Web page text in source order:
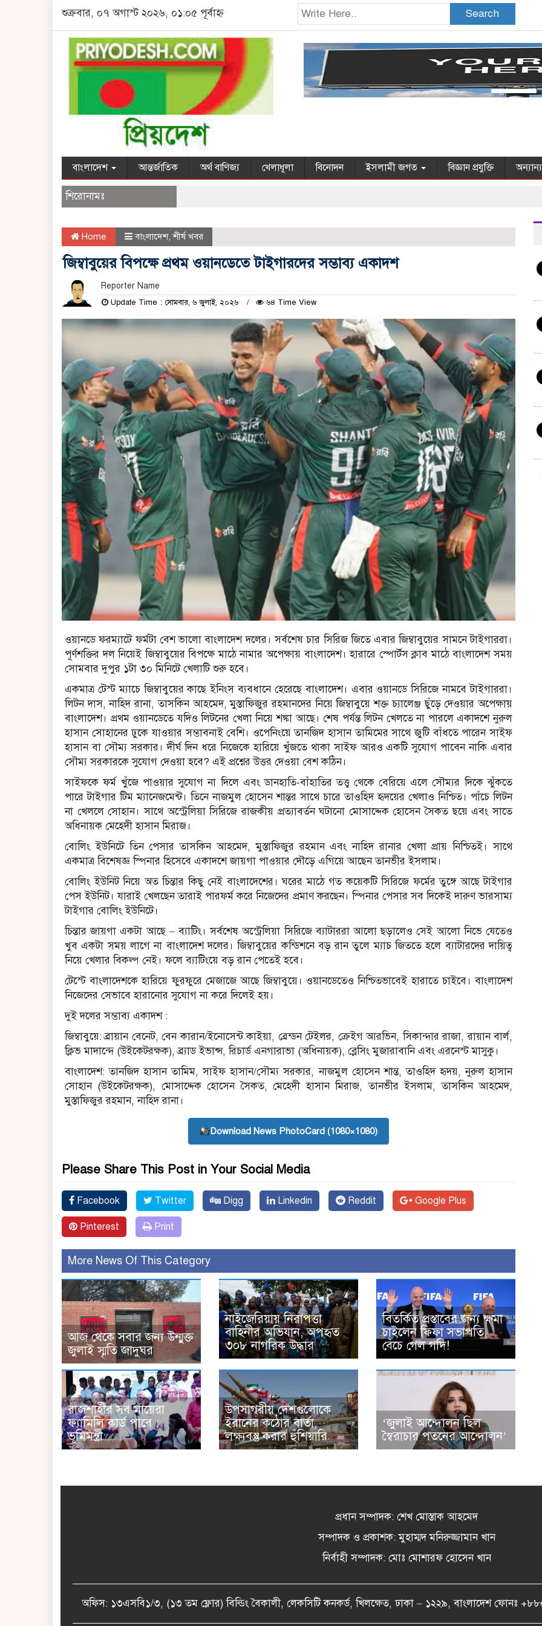
শুক্রবার, ০৭ অগাস্ট ২০২৬, ০১:০৫ পূর্বাহ্ন Search
বাংলাদেশ আন্তর্জাতিক অর্থ বাণিজ্য খেলাধূলা বিনোদন ইসলামী জগত বিজ্ঞান প্রযুক্তি অন্যান্য
শিরোনামঃ
Home বাংলাদেশ,শীর্ষ খবর
জিম্বাবুয়ের বিপক্ষে প্রথম ওয়ানডেতে টাইগারদের সম্ভাব্য একাদশ
Reporter Name
Update Time : সোমবার, ৬ জুলাই, ২০২৬ ৬৪ Time View
ওয়ানডে ফরম্যাটে ফর্মটা বেশ ভালো বাংলাদেশ দলের। সর্বশেষ চার সিরিজ জিতে এবার জিম্বাবুয়ের সামনে টাইগাররা।
পূর্ণশক্তির দল নিয়েই জিম্বাবুয়ের বিপক্ষে মাঠে নামার অপেক্ষায় বাংলাদেশ। হারারে স্পোর্টস ক্লাব মাঠে বাংলাদেশ সময়
সোমবার দুপুর ১টা ৩০ মিনিটে খেলাটি শুরু হবে।
একমাত্র টেস্ট ম্যাচে জিম্বাবুয়ের কাছে ইনিংস ব্যবধানে হেরেছে বাংলাদেশ। এবার ওয়ানডে সিরিজে নামবে টাইগাররা।
লিটন দাস, নাহিদ রানা, তাসকিন আহমেদ, মুস্তাফিজুর রহমানদের নিয়ে জিম্বাবুয়ে শক্ত চ্যালেঞ্জ ছুঁড়ে দেওয়ার অপেক্ষায়
বাংলাদেশ। প্রথম ওয়ানডেতে যদিও লিটনের খেলা নিয়ে শঙ্কা আছে। শেষ পর্যন্ত লিটন খেলতে না পারলে একাদশে নুরুল
হাসান সোহানের ঢুকে যাওয়ার সম্ভাবনাই বেশি। ওপেনিংয়ে তানজিদ হাসান তামিমের সাথে জুটি বাঁধতে পারেন সাইফ
হাসান বা সৌম্য সরকার। দীর্ঘ দিন ধরে নিজেকে হারিয়ে খুঁজতে থাকা সাইফ আরও একটি সুযোগ পাবেন নাকি এবার
সৌম্য সরকারকে সুযোগ দেওয়া হবে? এই প্রশ্নের উত্তর দেওয়া বেশ কঠিন।
সাইফকে ফর্ম খুঁজে পাওয়ার সুযোগ না দিলে এবং ডানহাতি-বাঁহাতির তত্ত্ব থেকে বেরিয়ে এলে সৌম্যর দিকে ঝুঁকতে
পারে টাইগার টিম ম্যানেজমেন্ট। তিনে নাজমুল হোসেন শান্তর সাথে চারে তাওহিদ হৃদয়ের খেলাও নিশ্চিত। পাঁচে লিটন
না খেললে সোহান। সাথে অস্ট্রেলিয়া সিরিজে রাজকীয় প্রত্যাবর্তন ঘটানো মোসাদ্দেক হোসেন সৈকত ছয়ে এবং সাতে
অধিনায়ক মেহেদী হাসান মিরাজ।
বোলিং ইউনিটে তিন পেসার তাসকিন আহমেদ, মুস্তাফিজুর রহমান এবং নাহিদ রানার খেলা প্রায় নিশ্চিতই। সাথে
একমাত্র বিশেষজ্ঞ স্পিনার হিসেবে একাদশে জায়গা পাওয়ার দৌড়ে এগিয়ে আছেন তানভীর ইসলাম।
বোলিং ইউনিট নিয়ে অত চিন্তার কিছু নেই বাংলাদেশের। ঘরের মাঠে গত কয়েকটি সিরিজে ফর্মের তুঙ্গে আছে টাইগার
পেস ইউনিট। যারাই খেলছেন তারাই পারফর্ম করে নিজেদের প্রমাণ করছেন। স্পিনার পেসার সব দিকেই দারুণ ভারসাম্য
টাইগার বোলিং ইউনিটে।
চিন্তার জায়গা একটা আছে – ব্যাটিং। সর্বশেষ অস্ট্রেলিয়া সিরিজে ব্যাটাররা আলো ছড়ালেও সেই আলো নিভে যেতেও
খুব একটা সময় লাগে না বাংলাদেশ দলের। জিম্বাবুয়ের কন্ডিশনে বড় রান তুলে ম্যাচ জিততে হলে ব্যাটারদের দায়িত্ব
নিয়ে খেলার বিকল্প নেই। ফলে ব্যাটিংয়ে বড় রান পেতেই হবে।
টেস্টে বাংলাদেশকে হারিয়ে ফুরফুরে মেজাজে আছে জিম্বাবুয়ে। ওয়ানডেতেও নিশ্চিতভাবেই হারাতে চাইবে। বাংলাদেশ
নিজেদের সেভাবে হারানোর সুযোগ না করে দিলেই হয়।
দুই দলের সম্ভাব্য একাদশ :
জিম্বাবুয়ে: ব্রায়ান বেনেট, বেন কারান/ইনোসেন্ট কাইয়া, ব্রেন্ডন টেইলর, ক্রেইগ আরভিন, সিকান্দার রাজা, রায়ান বার্ল,
ক্লিভ মাদান্দে (উইকেটরক্ষক), ব্র্যাড ইভান্স, রিচার্ড এনগারাভা (অধিনায়ক), ব্লেসিং মুজারাবানি এবং এরনেস্ট মাসুকু।
বাংলাদেশ: তানজিদ হাসান তামিম, সাইফ হাসান/সৌম্য সরকার, নাজমুল হোসেন শান্ত, তাওহিদ হৃদয়, নুরুল হাসান
সোহান (উইকেটরক্ষক), মোসাদ্দেক হোসেন সৈকত, মেহেদী হাসান মিরাজ, তানভীর ইসলাম, তাসকিন আহমেদ,
মুস্তাফিজুর রহমান, নাহিদ রানা।
Download News PhotoCard (1080×1080)
Please Share This Post in Your Social Media
Facebook Twitter Digg Linkedin Reddit Google Plus
Pinterest Print
More News Of This Category
আজ থেকে সবার জন্য উন্মুক্ত
জুলাই স্মৃতি জাদুঘর
নাইজেরিয়ায় নিরাপত্তা
বাহিনীর অভিযান, অপহৃত
৩০৮ নাগরিক উদ্ধার
বিতর্কিত প্রস্তাবের জন্য ক্ষমা
চাইলেন ফিফা সভাপতি,
বেঁচে গেল গদি!
রাজশাহীর সব মায়েরা
ফ্যামিলি কার্ড পাবে :
ভূমিমন্ত্রী
উপসাগরীয় দেশগুলোকে
ইরানের কঠোর বার্তা,
লক্ষ্যবস্তু করার হুঁশিয়ারি
‘জুলাই আন্দোলন ছিল
স্বৈরাচার পতনের আন্দোলন’
প্রধান সম্পাদক: শেখ মোস্তাক আহমেদ
সম্পাদক ও প্রকাশক: মুহাম্মদ মনিরুজ্জামান খান
নির্বাহী সম্পাদক: মোঃ মোশারফ হোসেন খান
অফিস: ১৩এসবি১/৩, (১৩ তম ফ্লোর) বিল্ডিং বৈকালী, লেকসিটি কনকর্ড, খিলক্ষেত, ঢাকা – ১২২৯, বাংলাদেশ ফোনঃ